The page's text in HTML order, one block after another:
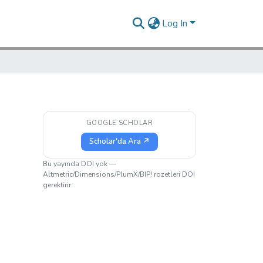
Log In
GOOGLE SCHOLAR
Scholar'da Ara ↗
Bu yayında DOI yok —
Altmetric/Dimensions/PlumX/BIP! rozetleri DOI
gerektirir.